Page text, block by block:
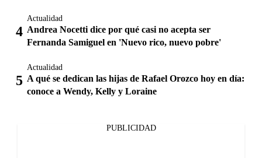
Actualidad
Andrea Nocetti dice por qué casi no acepta ser
Fernanda Samiguel en 'Nuevo rico, nuevo pobre'
Actualidad
A qué se dedican las hijas de Rafael Orozco hoy en día:
conoce a Wendy, Kelly y Loraine
PUBLICIDAD